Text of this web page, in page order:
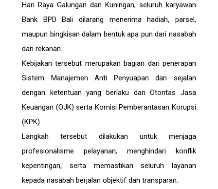
Hari Raya Galungan dan Kuningan, seluruh karyawan
Bank BPD Bali dilarang menerima hadiah, parsel,
maupun bingkisan dalam bentuk apa pun dari nasabah
dan rekanan.
Kebijakan tersebut merupakan bagian dari penerapan
Sistem Manajemen Anti Penyuapan dan sejalan
dengan ketentuan yang berlaku dari Otoritas Jasa
Keuangan (OJK) serta Komisi Pemberantasan Korupsi
(KPK).
Langkah tersebut dilakukan untuk menjaga
profesionalisme pelayanan, menghindari konflik
kepentingan, serta memastikan seluruh layanan
kepada nasabah berjalan objektif dan transparan.